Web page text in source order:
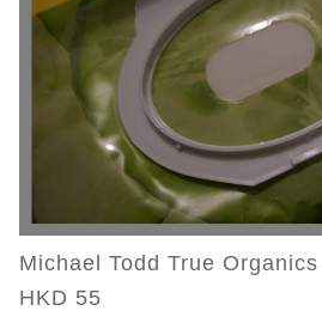
Michael Todd True
HKD 55